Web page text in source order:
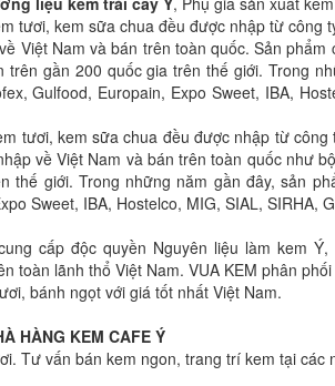
tươi, kem sữa chua đều được nhập từ
Việt Nam và bán trên toàn quốc. Sản
trên gần 200 quốc gia trên thế giới. Trong
Gulfood, Europain, Expo Sweet, IBA,
tươi, kem sữa chua đều được nhập từ
về Việt Nam và bán trên toàn quốc như
thế giới. Trong những năm gần đây, sản
Sweet, IBA, Hostelco, MIG, SIAL,
cấp độc quyền Nguyên liệu làm kem
toàn lãnh thổ Việt Nam. VUA KEM phân
bánh ngọt với giá tốt nhất Việt Nam.
HÀNG KEM CAFE Ý
Tư vấn bán kem ngon, trang trí kem tại